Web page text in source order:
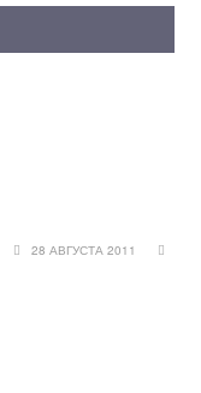
28 АВГУСТА 2011